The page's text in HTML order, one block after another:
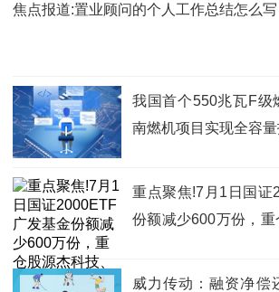
焦点报道:置业顾问的个人工作总结怎么写
我国首个550兆瓦F级
南燃机项目实现全容
重点聚焦!7月1日国证
份额减少600万份，
威力传动：融资净偿